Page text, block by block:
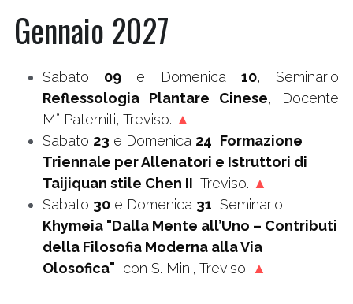
Gennaio 2027
Sabato 09 e Domenica 10
Reflessologia Plantare Cinese, Docente
M° Paterniti, Treviso. ▲
Sabato 23 e Domenica 24, Formazione
Triennale per Allenatori e Istruttori di
Taijiquan stile Chen II, Treviso. ▲
Sabato 30 e Domenica 31
Khymeia "Dalla Mente all’Uno – Contributi
della Filosofia Moderna alla Via
Olosofica", con S. Mini, Treviso. ▲